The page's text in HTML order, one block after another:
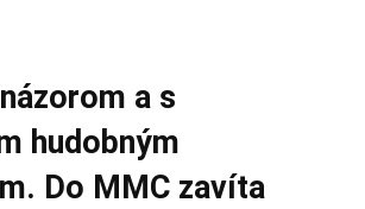
a s
hudobným
Do MMC zavíta